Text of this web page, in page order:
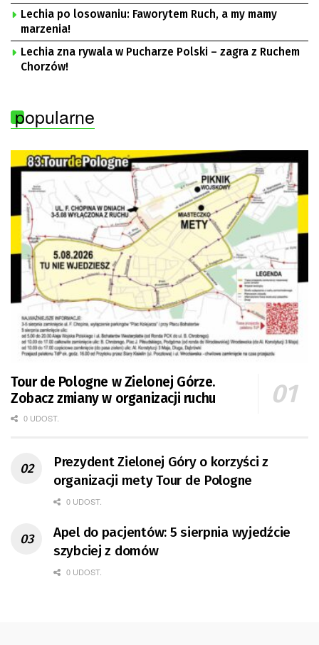
Lechia po losowaniu: Faworytem Ruch, a my mamy
marzenia!
Lechia zna rywala w Pucharze Polski – zagra z Ruchem
Chorzów!
popularne
Tour de Pologne w Zielonej Górze.
Zobacz zmiany w organizacji ruchu
0 UDOST.
Prezydent Zielonej Góry o korzyści z
organizacji mety Tour de Pologne
0 UDOST.
Apel do pacjentów: 5 sierpnia wyjedźcie
szybciej z domów
0 UDOST.